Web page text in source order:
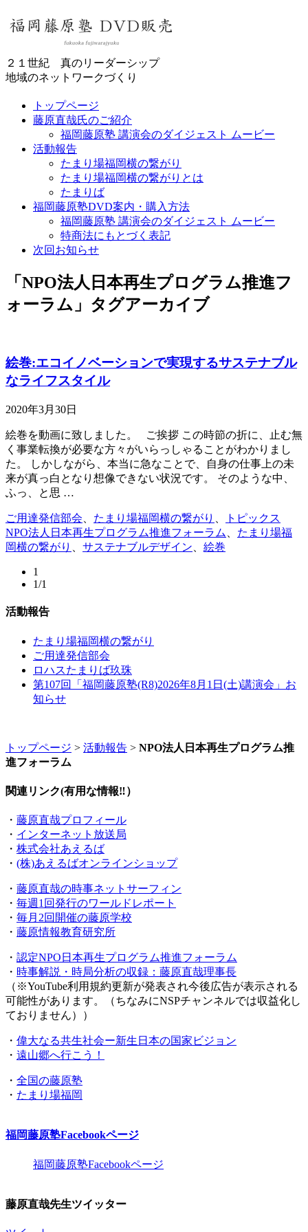
２１世紀 真のリーダーシップ
地域のネットワークづくり
トップページ
藤原直哉氏のご紹介
福岡藤原塾 講演会のダイジェスト ムービー
活動報告
たまり場福岡横の繋がり
たまり場福岡横の繋がりとは
たまりば
福岡藤原塾DVD案内・購入方法
福岡藤原塾 講演会のダイジェスト ムービー
特商法にもとづく表記
次回お知らせ
「 NPO法人日本再生プログラム推進フ
ォーラム 」タグアーカイブ
絵巻:エコイノベーションで実現するサステナブル
なライフスタイル
2020年3月30日
絵巻を動画に致しました。 ご挨拶 この時節の折に、止む無
く事業転換が必要な方々がいらっしゃることがわかりまし
た。 しかしながら、本当に急なことで、自身の仕事上の未
来が真っ白となり想像できない状況です。 そのような中、
ふっ、と思 …
ご用達発信部会 たまり場福岡横の繋がり
トピックス
NPO法人日本再生プログラム推進フォーラム
たまり場福
岡横の繋がり
サステナブルデザイン 絵巻
1
1/1
活動報告
たまり場福岡横の繋がり
ご用達発信部会
ロハスたまりば玖珠
第107回「福岡藤原塾(R8)2026年8月1日(土)講演会」お
知らせ
トップページ > 活動報告 > NPO法人日本再生プログラム推
進フォーラム
関連リンク(有用な情報‼）
・ 藤原直哉プロフィール
・ インターネット放送局
・ 株式会社あえるば
・ (株)あえるばオンラインショップ
・ 藤原直哉の時事ネットサーフィン
・ 毎週1回発行のワールドレポート
・ 毎月2回開催の藤原学校
・ 藤原情報教育研究所
・ 認定NPO日本再生プログラム推進フォーラム
・ 時事解説・時局分析の収録：藤原直哉理事長
（※YouTube利用規約更新が発表され今後広告が表示される
可能性があります。（ちなみにNSPチャンネルでは収益化し
ておりません））
・ 偉大なる共生社会ー新生日本の国家ビジョン
・ 遠山郷へ行こう！
・ 全国の藤原塾
・ たまり場福岡
福岡藤原塾Facebookページ
福岡藤原塾Facebookページ
藤原直哉先生ツイッター